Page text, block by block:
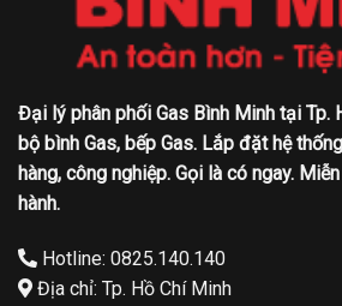
Đại lý phân phối Gas Bình Minh tại Tp.
bộ bình Gas, bếp Gas. Lắp đặt hệ
hàng, công nghiệp. Gọi là có ngay.
hành.
Hotline: 0825.140.140
Địa chỉ: Tp. Hồ Chí Minh